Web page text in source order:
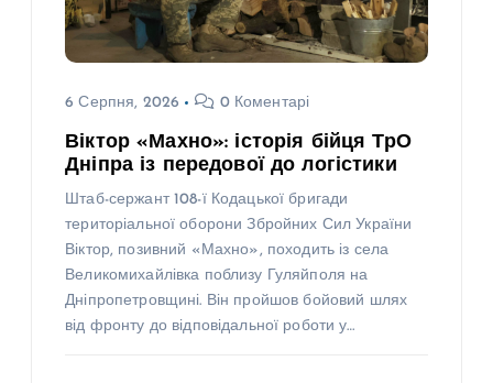
6 Серпня, 2026 0 Коментарі
Віктор «Махно»: історія бійця ТрО
Дніпра із передової до логістики
Штаб-сержант 108-ї Кодацької бригади
територіальної оборони Збройних Сил України
Віктор, позивний «Махно», походить із села
Великомихайлівка поблизу Гуляйполя на
Дніпропетровщині. Він пройшов бойовий шлях
від фронту до відповідальної роботи у…